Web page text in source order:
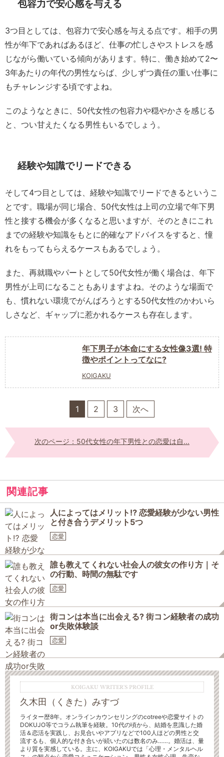
包容力で安心感を与える
3つ目としては、包容力で安心感を与える点です。相手の男
性が年下であればあるほど、仕事の忙しさやストレスを感
じながら働いている傾向があります。特に、働き始めて2〜
3年あたりの年代の男性ならば、少しずつ責任の重い仕事に
もチャレンジする頃ですよね。
このようなときに、50代女性の包容力や穏やかさを感じる
と、つい甘えたくなる男性もいるでしょう。
経験や知識でリードできる
そして4つ目としては、経験や知識でリードできるというこ
とです。職場が同じ場合、50代女性は上司の立場で年下男
性と接する機会が多くなると思いますが、そのときにこれ
までの経験や知識をもとに的確なアドバイスをすると、憧
れをもってもらえるケースもあるでしょう。
また、再就職やパートとして50代女性が働く場合は、年下
男性が上司になることもありますよね。そのような場面で
も、慣れない環境でがんばろうとする50代女性のかわいら
しさなど、ギャップに惹かれるケースも存在します。
年下男子が本命にする女性像3選! 特
徴やポイントってなに?
KOIGAKU
1 2 3 次へ
次のページ：50代女性の年下男性との恋愛は自...
関連記事
人によってはメリット⁉ 恋愛経験が少ない男性
と付き合うデメリット5つ
恋愛
誰も教えてくれない社会人の彼女の作り方｜そ
の行動、時間の無駄です
恋愛
街コンは本当に出会える? 街コン経験者の成功
or失敗体験談
恋愛
KOIGAKU WRITER'S PROFILE
久木田（くきた）みすづ
ライター歴8年。オンラインカウンセリングのcotreeや恋愛サイトの
DOKUJO等でコラム執筆を経験。10代の頃から、結婚を意識した婚
活＆恋活を実践し、お見合いやアプリなどで100人ほどの男性と交
流するも、個人的な付き合いが続いたのは数名のみ……。婚活は、量
より質を実感している。主に、KOIGAKUでは「心理・メンタルヘル